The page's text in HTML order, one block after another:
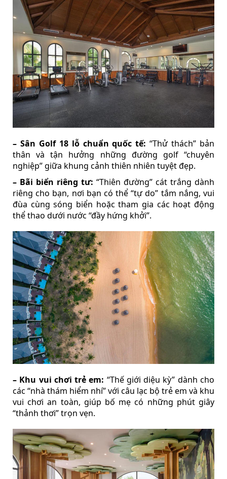
– Sân Golf 18 lỗ chuẩn quốc tế: “Thử thách” bản
thân và tận hưởng những đường golf “chuyên
nghiệp” giữa khung cảnh thiên nhiên tuyệt đẹp.
– Bãi biển riêng tư: “Thiên đường” cát trắng dành
riêng cho bạn, nơi bạn có thể “tự do” tắm nắng, vui
đùa cùng sóng biển hoặc tham gia các hoạt động
thể thao dưới nước “đầy hứng khởi”.
– Khu vui chơi trẻ em: “Thế giới diệu kỳ” dành cho
các “nhà thám hiểm nhí” với câu lạc bộ trẻ em và khu
vui chơi an toàn, giúp bố mẹ có những phút giây
“thảnh thơi” trọn vẹn.